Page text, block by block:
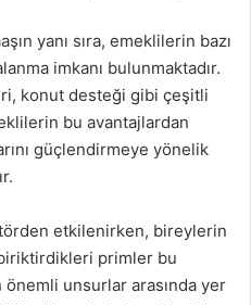
yanı sıra, emeklilerin bazı
imkanı bulunmaktadır.
konut desteği gibi çeşitli
bu avantajlardan
güçlendirmeye yönelik
etkilenirken, bireylerin
primler bu
unsurlar arasında yer